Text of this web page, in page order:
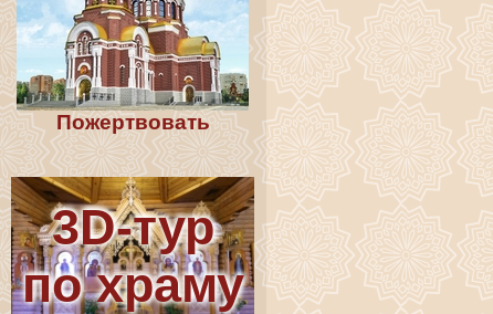
Пожертвовать
3D-тур
по храму